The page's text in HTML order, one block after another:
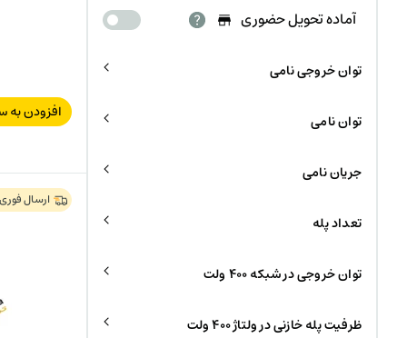
افزودن به
ارسال فوری
آماده تحویل حضوری
توان خروجی نامی
توان نامی
جریان نامی
تعداد پله
توان خروجی در شبکه ۴۰۰ ولت
ظرفیت پله خازنی در ولتاژ ۴۰۰ ولت